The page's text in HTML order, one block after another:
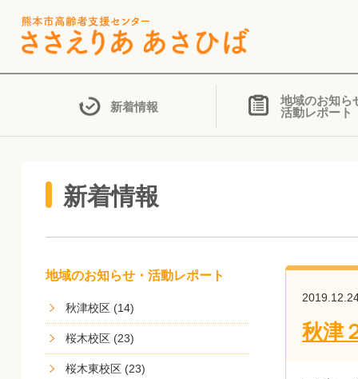
新着情報
地域のお知ら
活動レポート
新着情報
秋津
地域のお知らせ・活動レポート
秋津校区 (14)
桜木校区 (23)
桜木東校区 (23)